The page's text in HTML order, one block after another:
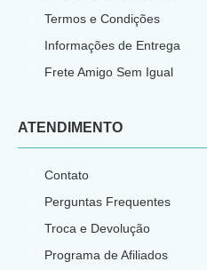
Termos e Condições
Informações de Entrega
Frete Amigo Sem Igual
ATENDIMENTO
Contato
Perguntas Frequentes
Troca e Devolução
Programa de Afiliados